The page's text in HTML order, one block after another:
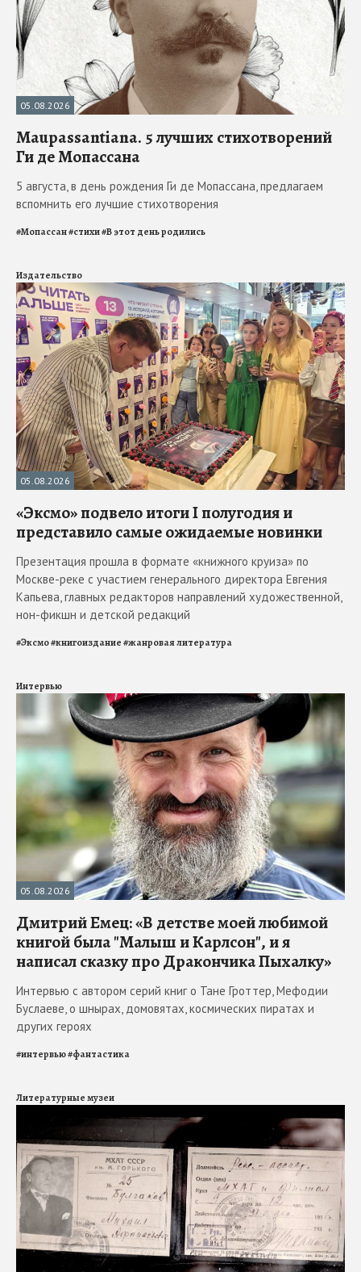
05.08.2026
Maupassantiana. 5 лучших стихотворений
Ги де Мопассана
5 августа, в день рождения Ги де Мопассана, предлагаем
вспомнить его лучшие стихотворения
#Мопассан#стихи#В этот день родились
Издательство
05.08.2026
«Эксмо» подвело итоги I полугодия и
представило самые ожидаемые новинки
Презентация прошла в формате «книжного круиза» по
Москве-реке с участием генерального директора Евгения
Капьева, главных редакторов направлений художественной,
нон-фикшн и детской редакций
#Эксмо#книгоиздание#жанровая литература
Интервью
05.08.2026
Дмитрий Емец: «В детстве моей любимой
книгой была "Малыш и Карлсон", и я
написал сказку про Дракончика Пыхалку»
Интервью с автором серий книг о Тане Гроттер, Мефодии
Буслаеве, о шнырах, домовятах, космических пиратах и
других героях
#интервью#фантастика
Литературные музеи